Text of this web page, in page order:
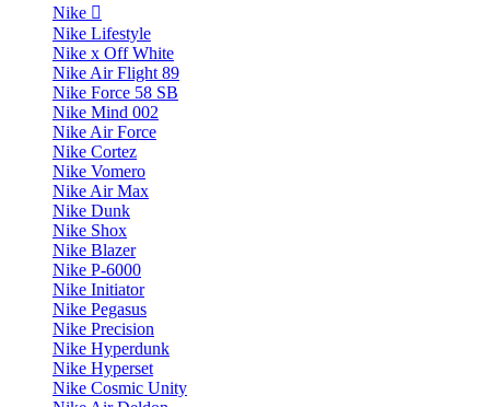
Nike
Nike Lifestyle
Nike x Off White
Nike Air Flight 89
Nike Force 58 SB
Nike Mind 002
Nike Air Force
Nike Cortez
Nike Vomero
Nike Air Max
Nike Dunk
Nike Shox
Nike Blazer
Nike P-6000
Nike Initiator
Nike Pegasus
Nike Precision
Nike Hyperdunk
Nike Hyperset
Nike Cosmic Unity